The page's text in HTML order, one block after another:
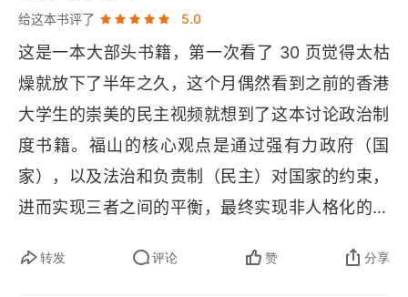
给这本书评了
5.0
这是一本大部头书籍，第一次看了 30 页觉得太枯
燥就放下了半年之久，这个月偶然看到之前的香港
大学生的崇美的民主视频就想到了这本讨论政治制
度书籍。福山的核心观点是通过强有力政府（国
家），以及法治和负责制（民主）对国家的约束，
进而实现三者之间的平衡，最终实现非人格化的政
码。同样在拉丁美洲，哥斯达黎加和阿根廷的政治
转发 评论 赞 分享